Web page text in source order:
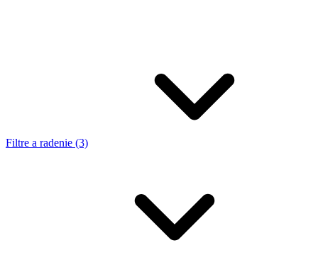
Filtre a radenie (3)